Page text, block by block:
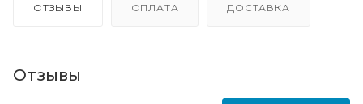
ОТЗЫВЫ ОПЛАТА ДОСТАВКА
Отзывы